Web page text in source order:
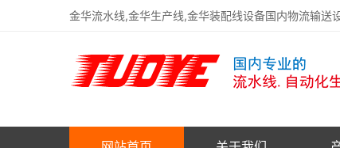
金华流水线,金华生产线,金华装配线设备国内物流输送